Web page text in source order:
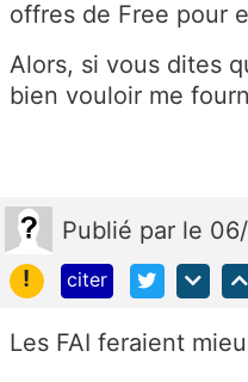
offres de Free pour
Alors, si vous dites
bien vouloir me
Publié par le
!
citer
Les FAI feraient